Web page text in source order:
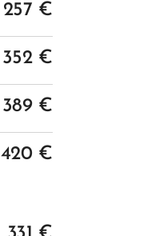
257 €
352 €
389 €
420 €